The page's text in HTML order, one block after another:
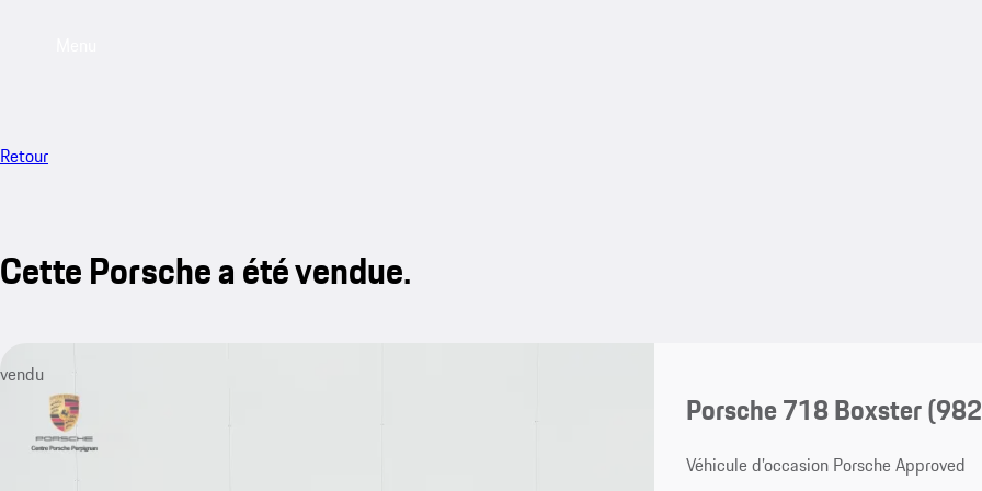
Retour
Cette Porsche a été vendue.
vendu
Porsche 718 Boxster
Véhicule d’occasion Porsche Approved